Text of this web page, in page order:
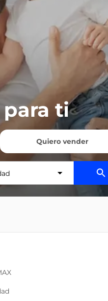
ti
Quiero vender